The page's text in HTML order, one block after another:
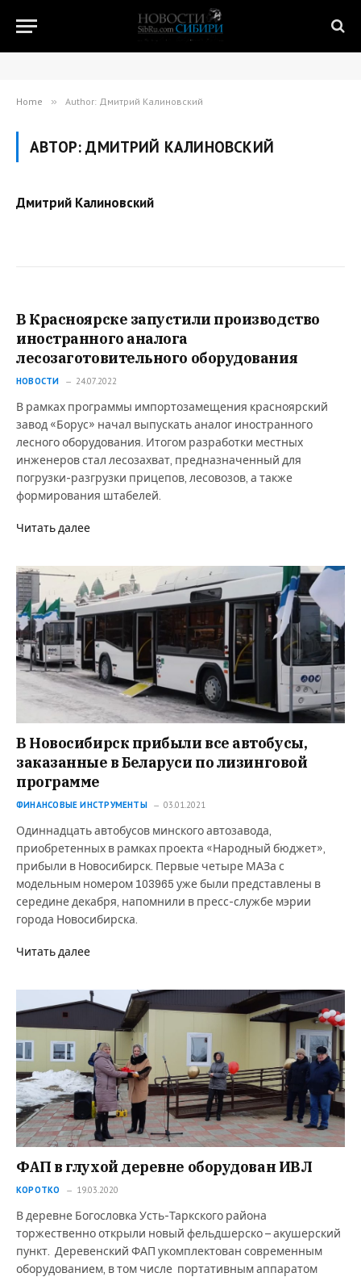
Home » Author: Дмитрий Калиновский
АВТОР:ДМИТРИЙ КАЛИНОВСКИЙ
Дмитрий Калиновский
В Красноярске запустили производство
иностранного аналога
лесозаготовительного оборудования
НОВОСТИ 24.07.2022
В рамках программы импортозамещения красноярский
завод «Борус» начал выпускать аналог иностранного
лесного оборудования. Итогом разработки местных
инженеров стал лесозахват, предназначенный для
погрузки-разгрузки прицепов, лесовозов, а также
формирования штабелей.
Читать далее
В Новосибирск прибыли все автобусы,
заказанные в Беларуси по лизинговой
программе
ФИНАНСОВЫЕ ИНСТРУМЕНТЫ 03.01.2021
Одиннадцать автобусов минского автозавода,
приобретенных в рамках проекта «Народный бюджет»,
прибыли в Новосибирск. Первые четыре МАЗа с
модельным номером 103965 уже были представлены в
середине декабря, напомнили в пресс-службе мэрии
города Новосибирска.
Читать далее
ФАП в глухой деревне оборудован ИВЛ
КОРОТКО 19.03.2020
В деревне Богословка Усть-Таркского района
торжественно открыли новый фельдшерско – акушерский
пункт. Деревенский ФАП укомплектован современным
оборудованием, в том числе портативным аппаратом